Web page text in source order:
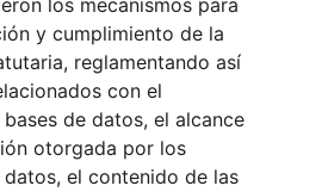
los mecanismos para
y cumplimiento de la
reglamentando así
con el
de datos, el alcance
otorgada por los
el contenido de las